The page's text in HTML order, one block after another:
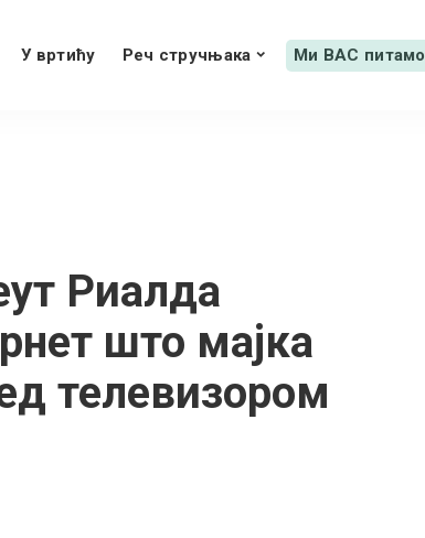
У вртићу Реч стручњака Ми ВАС питамо
Риалда
што мајка
телевизором